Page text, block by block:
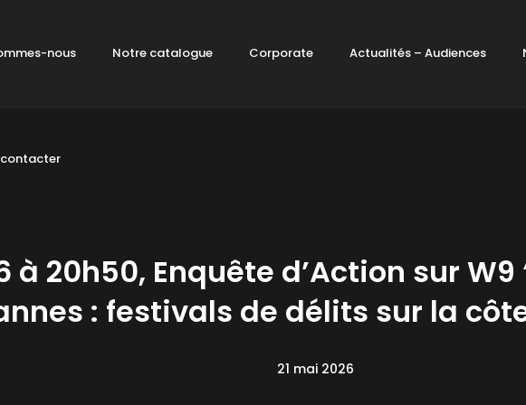
nous Notre catalogue Corporate Actualités – Audiences
contacter
à 20h50, Enquête d’Action sur
: festivals de délits sur la
21 mai 2026